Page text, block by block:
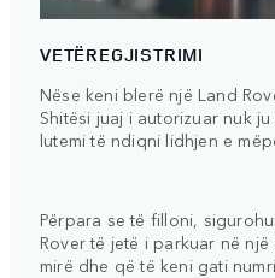
VETËREGJISTRIMI
Nëse keni blerë një Land
Shitësi juaj i autorizuar nuk
lutemi të ndiqni lidhjen e
Përpara se të filloni,
Rover të jetë i parkuar në
mirë dhe që të keni gati